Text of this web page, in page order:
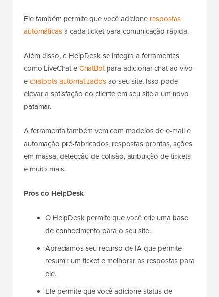
Ele também permite que você adicione respostas
automáticasa cada ticket para comunicação rápida.
Além disso, o HelpDesk se integra a ferramentas
como LiveChat eChatBotpara adicionar chat ao vivo
echatbots automatizadosao seu site. Isso pode
elevar a satisfação do cliente em seu site a um novo
patamar.
A ferramenta também vem com modelos de e-mail e
automação pré-fabricados, respostas prontas, ações
em massa, detecção de colisão, atribuição de tickets
e muito mais.
Prós do HelpDesk
O HelpDesk permite que você crie uma base
de conhecimento para o seu site.
Apreciamos seu recurso de IA que permite
resumir um ticket e melhorar as respostas para
ele.
Ele permite que você adicione status de